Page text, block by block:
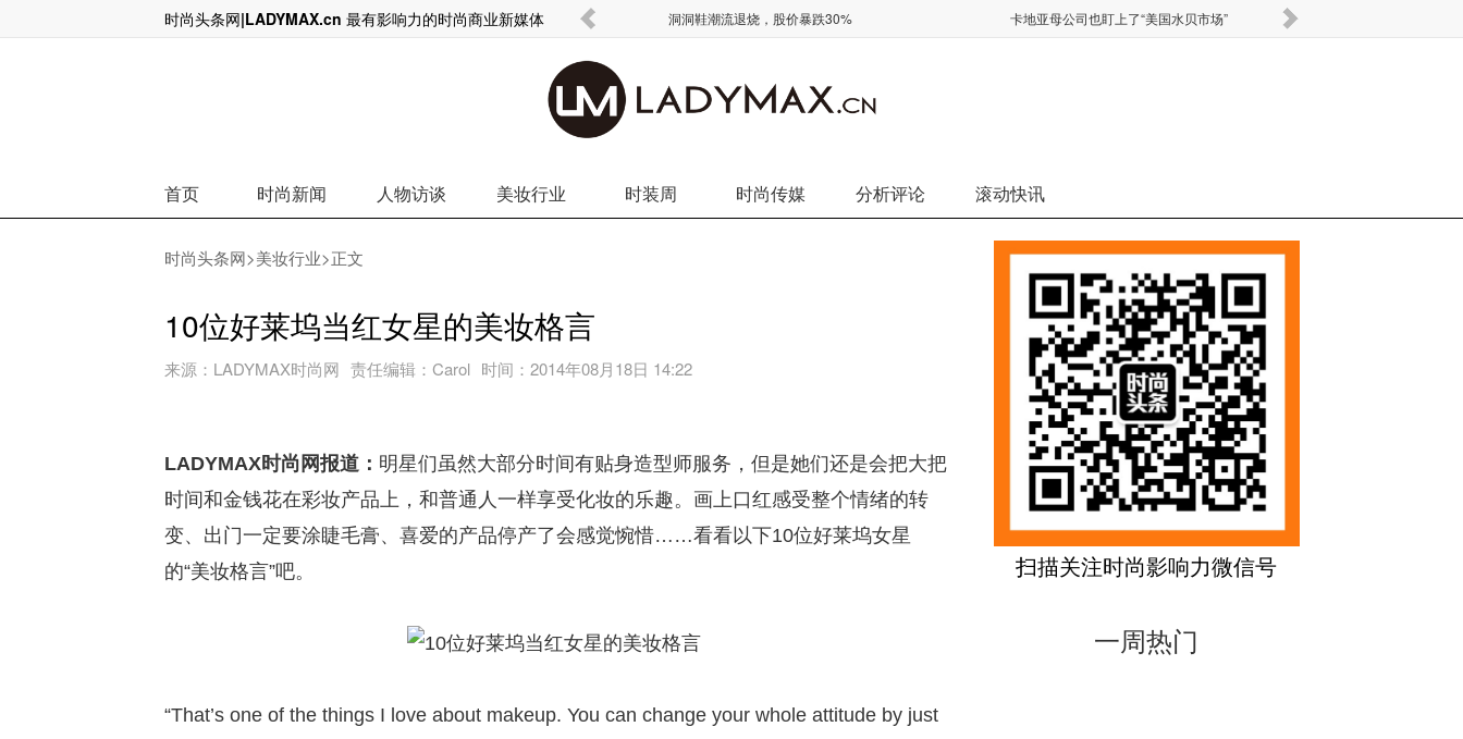
时尚头条网|LADYMAX.cn 最有影响力的时尚商业新媒体
爱马仕家族最大个人股东出局，140亿欧元没了 洞洞鞋潮流退烧，股价暴跌30% 卡地亚母公司也盯上了“美国水贝市场”
首页 时尚新闻 人物访谈 美妆行业 时装周 时尚传媒 分析评论 滚动快讯
时尚头条网>美妆行业>正文
10位好莱坞当红女星的美妆格言
来源： LADYMAX时尚网 责任编辑： Carol 时间： 2014年08月18日 14:22
LADYMAX时尚网报道： 明星们虽然大部分时间有贴身造型师服务，但是她们还是会把大把
时间和金钱花在彩妆产品上，和普通人一样享受化妆的乐趣。画上口红感受整个情绪的转
变、出门一定要涂睫毛膏、喜爱的产品停产了会感觉惋惜……看看以下10位好莱坞女星
的“美妆格言”吧。
“That’s one of the things I love about makeup. You can change your whole attitude by just
扫描关注时尚影响力微信号
一周热门